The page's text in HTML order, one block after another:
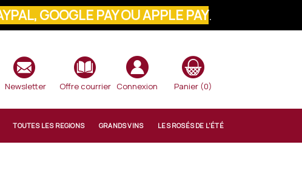
GOOGLE PAY OU APPLE PAY.
Newsletter Offre courrier Connexion Panier (0)
TOUTES LES REGIONS GRANDS VINS LES ROSÉS DE L'ÉTÉ